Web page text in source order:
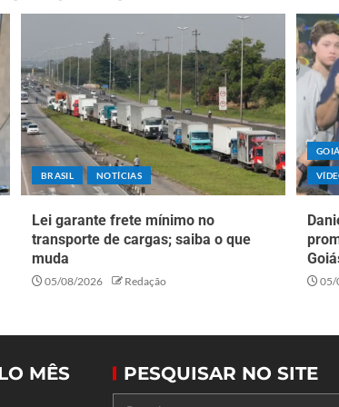
BRASIL NOTÍCIAS
Lei garante frete mínimo no
transporte de cargas; saiba o que
muda
05/08/2026 Redação 05/
MÊS PESQUISAR NO SITE